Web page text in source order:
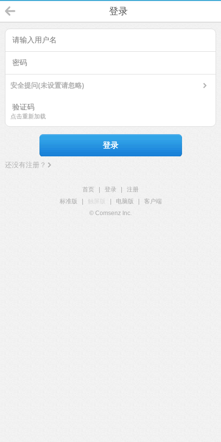
登录
安全提问(未设置请忽略)
点击重新加载
登录
还没有注册？
首页 登录
注册
标准版
触屏版 电脑版
客户端
© Comsenz Inc.